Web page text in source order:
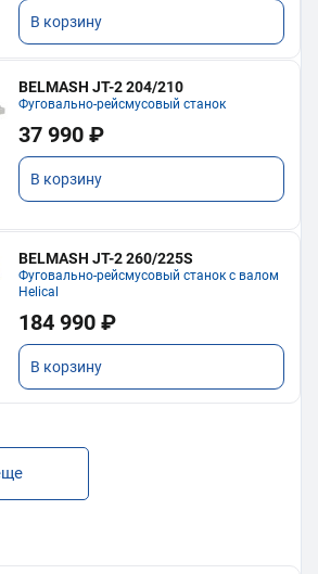
В корзину
BELMASH JT-2 204/210
Фуговально-рейсмусовый станок
37 990 ₽
В корзину
BELMASH JT-2 260/225S
Фуговально-рейсмусовый станок с валом
Helical
184 990 ₽
В корзину